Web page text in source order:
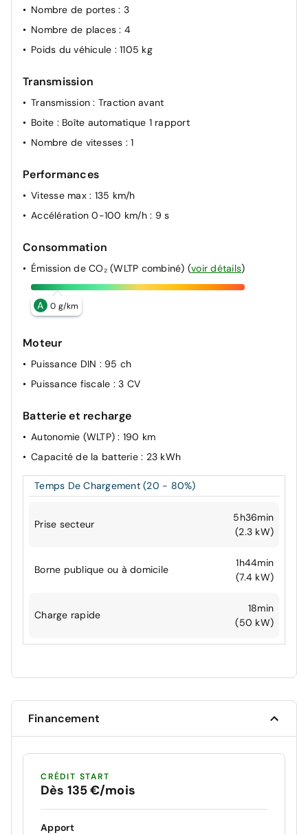
Temporisation d’extinction des phares
Phares halogènes blancs
Feux de jour à LED
Appel d’urgence eCall
Reconnaissance des panneaux de signalisation
Kit anti-crevaison
Nombre de portes: 3
Nombre de places: 4
Poids du véhicule : 1105 kg
Transmission
Transmission: Traction avant
Boite : Boîte automatique 1 rapport
Nombre de vitesses : 1
Performances
Vitesse max : 135 km/h
Accélération 0-100 km/h : 9 s
Consommation
Émission de CO₂ (WLTP combiné) (voir détails)
A 0 g/km
Moteur
Puissance DIN : 95 ch
Puissance fiscale : 3 CV
Batterie et recharge
Autonomie (WLTP): 190 km
Capacité de la batterie : 23 kWh
Temps De Chargement (20 - 80%)
Prise secteur
5h36min
(2.3 kW)
Borne publique ou à domicile
1h44min
(7.4 kW)
Charge rapide
18min
(50 kW)
Financement
CRÉDIT START
Dès 135 €/mois
Apport